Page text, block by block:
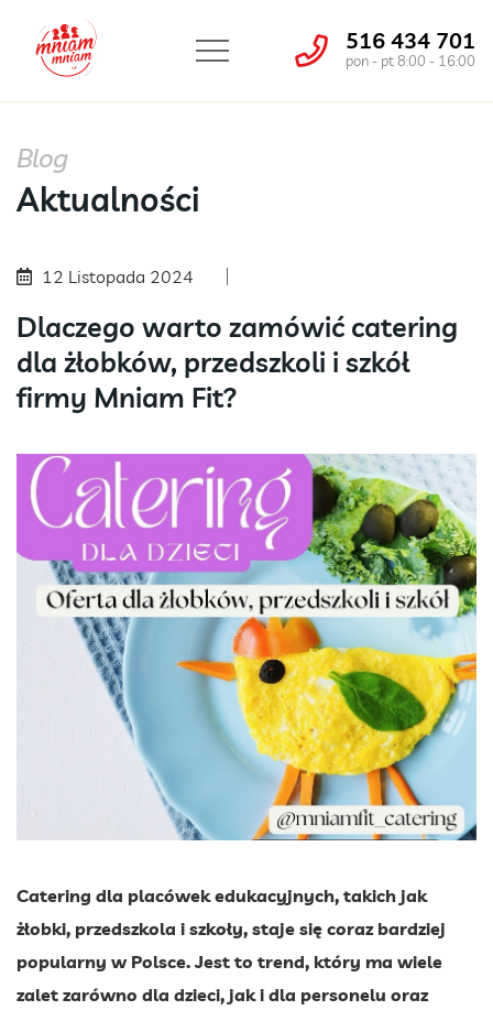
516 434 701
pon - pt 8:00 - 16:00
Blog
Aktualności
12 Listopada 2024
Dlaczego warto zamówić catering
dla żłobków, przedszkoli i szkół
firmy Mniam Fit?
Catering dla placówek edukacyjnych, takich jak
żłobki, przedszkola i szkoły, staje się coraz bardziej
popularny w Polsce. Jest to trend, który ma wiele
zalet zarówno dla dzieci, jak i dla personelu oraz